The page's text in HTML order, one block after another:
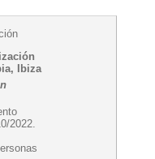
Ibiza
2022.